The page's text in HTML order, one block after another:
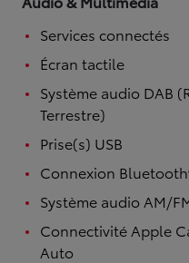
Services connectés
Écran tactile
Système audio DAB
Terrestre)
Prise(s) USB
Connexion
Système audio AM/
Connectivité Apple
Auto